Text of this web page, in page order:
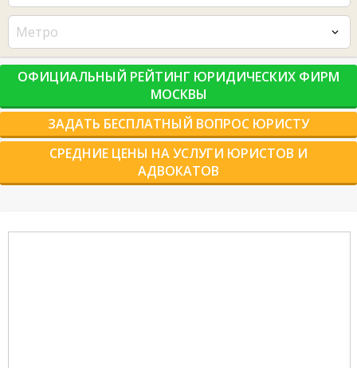
Метро
ОФИЦИАЛЬНЫЙ РЕЙТИНГ ЮРИДИЧЕСКИХ ФИРМ
МОСКВЫ
ЗАДАТЬ БЕСПЛАТНЫЙ ВОПРОС ЮРИСТУ
СРЕДНИЕ ЦЕНЫ НА УСЛУГИ ЮРИСТОВ И
АДВОКАТОВ